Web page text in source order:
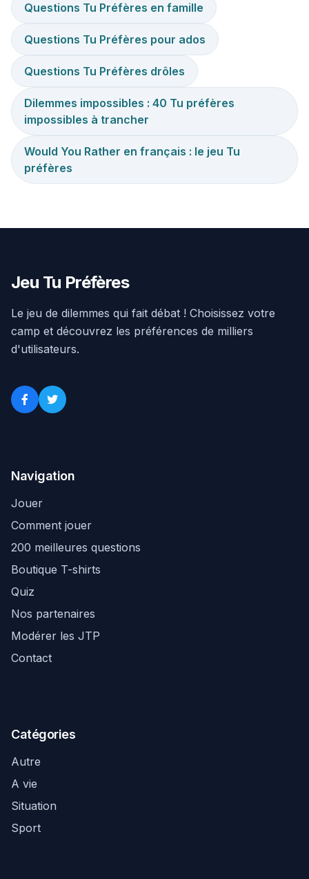
Questions Tu Préfères en famille
Questions Tu Préfères pour ados
Questions Tu Préfères drôles
Dilemmes impossibles : 40 Tu préfères
impossibles à trancher
Would You Rather en français : le jeu Tu
préfères
Jeu Tu Préfères
Le jeu de dilemmes qui fait débat ! Choisissez votre
camp et découvrez les préférences de milliers
d'utilisateurs.
Navigation
Jouer
Comment jouer
200 meilleures questions
Boutique T-shirts
Quiz
Nos partenaires
Modérer les JTP
Contact
Catégories
Autre
A vie
Situation
Sport